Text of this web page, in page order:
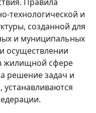
технологической и
созданной для
и муниципальных
осуществлении
жилищной сфере
решение задач и